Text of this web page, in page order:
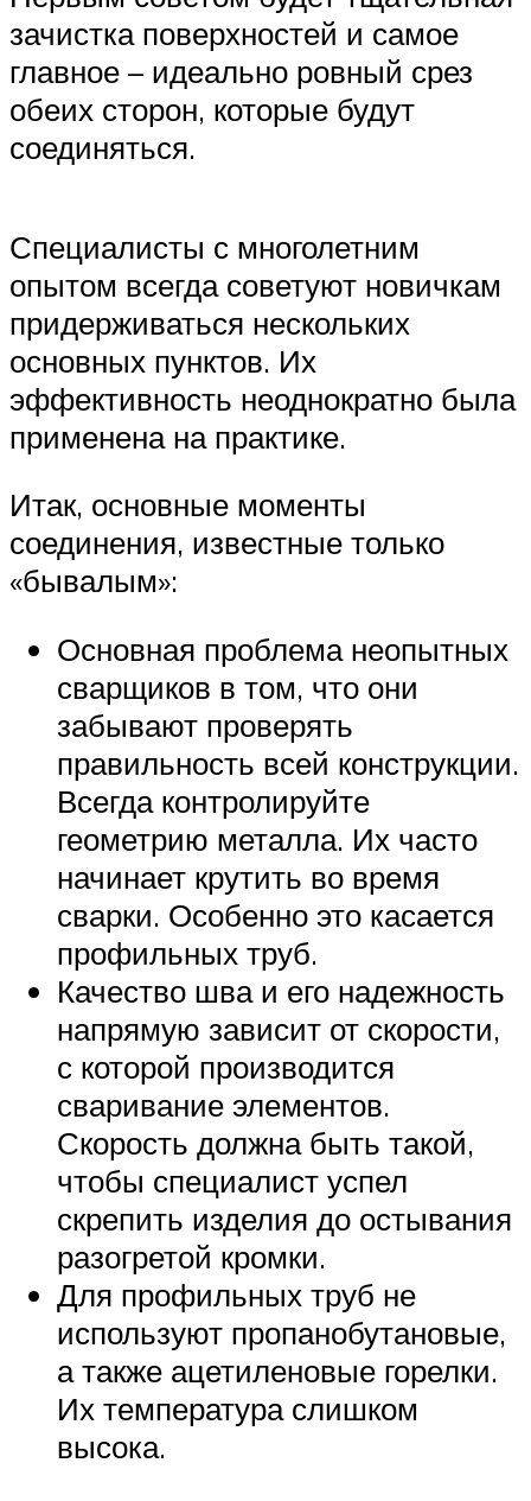
зачистка поверхностей и самое
главное – идеально ровный срез
обеих сторон, которые будут
соединяться.
Специалисты с многолетним
опытом всегда советуют новичкам
придерживаться нескольких
основных пунктов. Их
эффективность неоднократно была
применена на практике.
Итак, основные моменты
соединения, известные только
«бывалым»:
Основная проблема неопытных
сварщиков в том, что они
забывают проверять
правильность всей конструкции.
Всегда контролируйте
геометрию металла. Их часто
начинает крутить во время
сварки. Особенно это касается
профильных труб.
Качество шва и его надежность
напрямую зависит от скорости,
с которой производится
сваривание элементов.
Скорость должна быть такой,
чтобы специалист успел
скрепить изделия до остывания
разогретой кромки.
Для профильных труб не
используют пропанобутановые,
а также ацетиленовые горелки.
Их температура слишком
высока.